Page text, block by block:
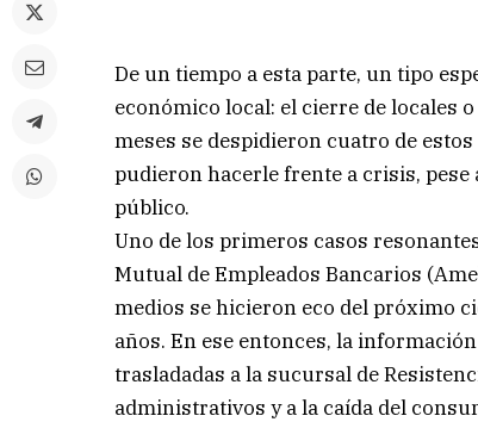
De un tiempo a esta parte, un tipo
económico local: el cierre de locales
meses se despidieron cuatro de
pudieron hacerle frente a crisis, pese
público.
Uno de los primeros casos
Mutual de Empleados Bancarios
medios se hicieron eco del próximo
años. En ese entonces, la
trasladadas a la sucursal de
administrativos y a la caída del